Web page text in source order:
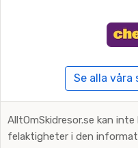
Se alla våra
AlltOmSkidresor.se kan
felaktigheter i den